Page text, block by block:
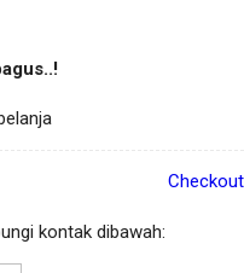
Checkout
kontak dibawah: